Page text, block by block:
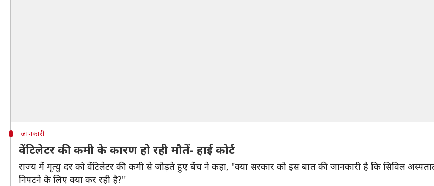
जानकारी
वेंटिलेटर की कमी के कारण हो रही मौतें- हाई कोर्ट
राज्य में मृत्यु दर को वेंटिलेटर की कमी से जोड़ते हुए बेंच ने कहा, "क्या सरकार को इस बात की जानकारी है कि सिविल
निपटने के लिए क्या कर रही है?"